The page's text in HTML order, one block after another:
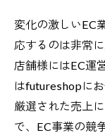
変化の激しいEC
応するのは非常
店舗様にはEC運
はfutureshopにお
厳選された売上
で、EC事業の競